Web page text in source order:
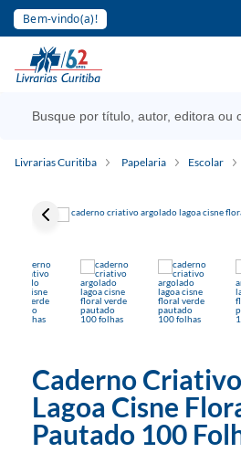
Bem-vindo(a)!
Livrarias Curitiba Papelaria Escolar
Caderno
Lagoa Cisne
Pautado 100